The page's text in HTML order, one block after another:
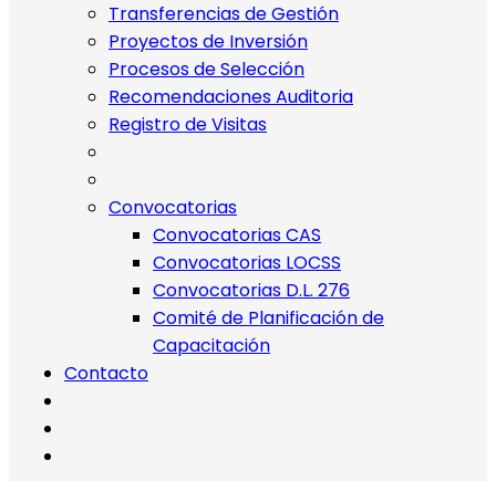
Transferencias de Gestión
Proyectos de Inversión
Procesos de Selección
Recomendaciones Auditoria
Registro de Visitas
Convocatorias
Convocatorias CAS
Convocatorias LOCSS
Convocatorias D.L. 276
Comité de Planificación de
Capacitación
Contacto